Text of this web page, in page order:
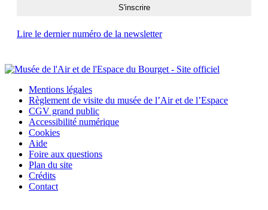
Lire le dernier numéro de la newsletter
Mentions légales
Règlement de visite du musée de l’Air et de l’Espace
CGV grand public
Accessibilité numérique
Cookies
Aide
Foire aux questions
Plan du site
Crédits
Contact